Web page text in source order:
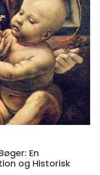
En
og Historisk